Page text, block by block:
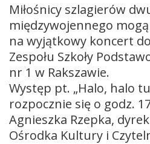
Miłośnicy szlagierów
międzywojennego
na wyjątkowy koncert
Zespołu Szkoły
nr 1 w Rakszawie.
Występ pt. „Halo, halo
rozpocznie się o godz.
Agnieszka Rzepka,
Ośrodka Kultury i